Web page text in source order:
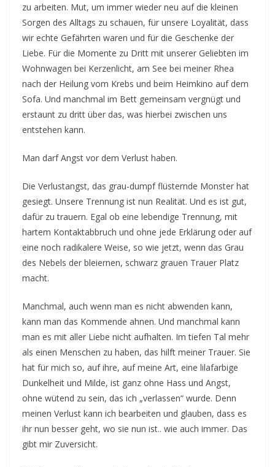
zu arbeiten. Mut, um immer wieder neu auf die kleinen
Sorgen des Alltags zu schauen, für unsere Loyalität, dass
wir echte Gefährten waren und für die Geschenke der
Liebe. Für die Momente zu Dritt mit unserer Geliebten im
Wohnwagen bei Kerzenlicht, am See bei meiner Rhea
nach der Heilung vom Krebs und beim Heimkino auf dem
Sofa. Und manchmal im Bett gemeinsam vergnügt und
erstaunt zu dritt über das, was hierbei zwischen uns
entstehen kann.
Man darf Angst vor dem Verlust haben.
Die Verlustangst, das grau-dumpf flüsternde Monster hat
gesiegt. Unsere Trennung ist nun Realität. Und es ist gut,
dafür zu trauern. Egal ob eine lebendige Trennung, mit
hartem Kontaktabbruch und ohne jede Erklärung oder auf
eine noch radikalere Weise, so wie jetzt, wenn das Grau
des Nebels der bleiernen, schwarz grauen Trauer Platz
macht.
Manchmal, auch wenn man es nicht abwenden kann,
kann man das Kommende ahnen. Und manchmal kann
man es mit aller Liebe nicht aufhalten. Im tiefen Tal mehr
als einen Menschen zu haben, das hilft meiner Trauer. Sie
hat für mich so, auf ihre, auf meine Art, eine lilafarbige
Dunkelheit und Milde, ist ganz ohne Hass und Angst,
ohne wütend zu sein, das ich „verlassen“ wurde. Denn
meinen Verlust kann ich bearbeiten und glauben, dass es
ihr nun besser geht, wo sie nun ist.. wie auch immer. Das
gibt mir Zuversicht.